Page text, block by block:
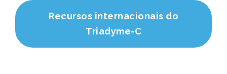
Recursos internacionais do
Triadyme-C